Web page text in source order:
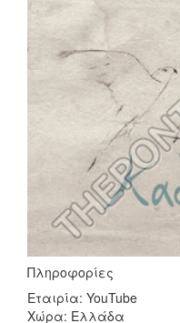
Πληροφορίες
Εταιρία: YouTube
Χώρα: Ελλάδα